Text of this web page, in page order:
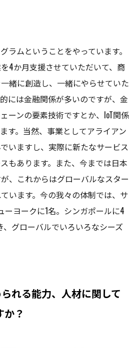
ラムということをやっています。
4か月支援させていただいて、商
緒に創造し、一緒にやらせていた
には金融関係が多いのですが、金
ーンの要素技術ですとか、IoT関係
す。当然、事業としてアライアン
いますし、実際に新たなサービス
もあります。また、今までは日本
、これからはグローバルなスター
います。今の我々の体制では、サ
ーヨークに1名。シンガポールに4
、グローバルでいろいろなシーズ
れる能力、人材に関して
？